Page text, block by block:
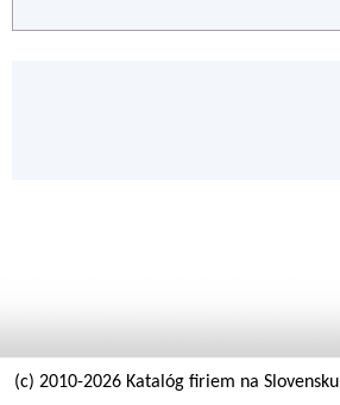
(c) 2010-2026 Katalóg firiem na Slovensku